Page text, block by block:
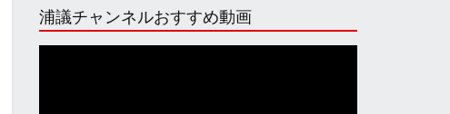
s k u e
浦議チャンネルおすすめ動画